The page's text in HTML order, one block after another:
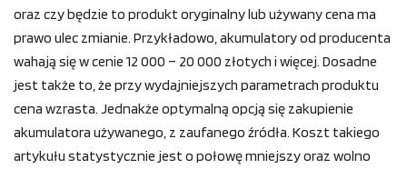
oraz czy będzie to produkt oryginalny lub używany cena ma
prawo ulec zmianie. Przykładowo, akumulatory od producenta
wahają się w cenie 12 000 – 20 000 złotych i więcej. Dosadne
jest także to, że przy wydajniejszych parametrach produktu
cena wzrasta. Jednakże optymalną opcją się zakupienie
akumulatora używanego, z zaufanego źródła. Koszt takiego
artykułu statystycznie jest o połowę mniejszy oraz wolno